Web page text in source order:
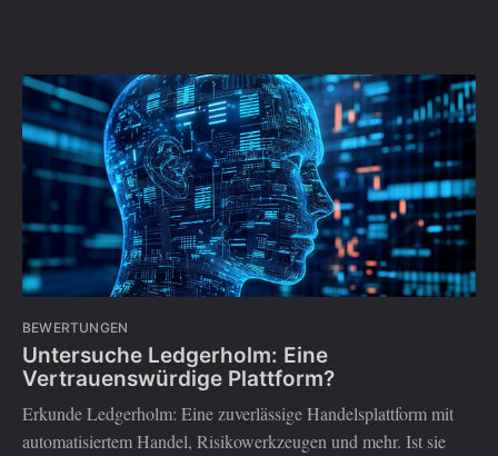
BEWERTUNGEN
Untersuche Ledgerholm: Eine
Vertrauenswürdige Plattform?
Erkunde Ledgerholm: Eine zuverlässige Handelsplattform mit
automatisiertem Handel, Risikowerkzeugen und mehr. Ist sie